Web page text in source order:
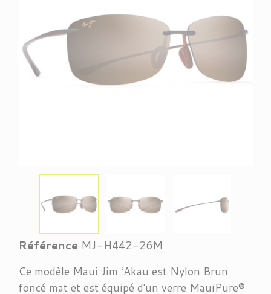
Référence MJ-H442-26M
Ce modèle Maui Jim ʻAkau est Nylon Brun
foncé mat et est équipé d'un verre MauiPure®